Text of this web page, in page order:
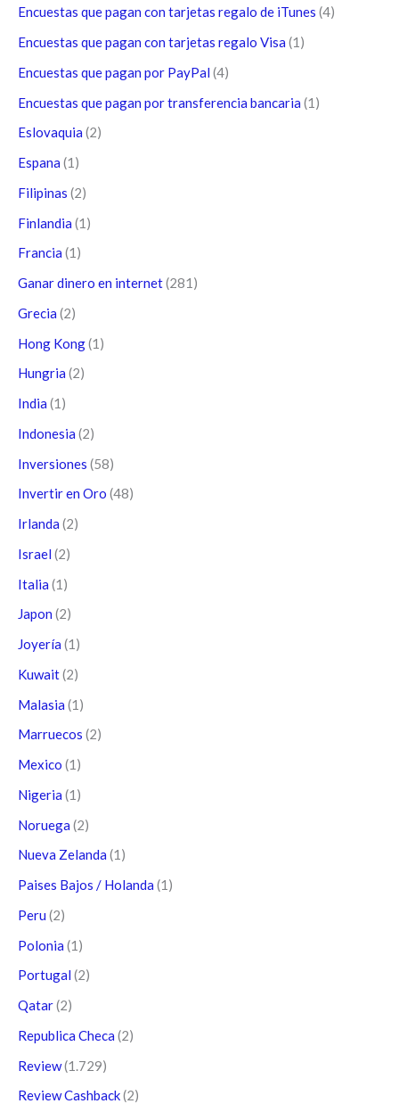
Encuestas que pagan con tarjetas regalo de iTunes (4)
Encuestas que pagan con tarjetas regalo Visa (1)
Encuestas que pagan por PayPal (4)
Encuestas que pagan por transferencia bancaria (1)
Eslovaquia (2)
Espana (1)
Filipinas (2)
Finlandia (1)
Francia (1)
Ganar dinero en internet(281)
Grecia (2)
Hong Kong(1)
Hungria (2)
India (1)
Indonesia (2)
Inversiones (58)
Invertir en Oro (48)
Irlanda (2)
Israel (2)
Italia (1)
Japon (2)
Joyería (1)
Kuwait(2)
Malasia (1)
Marruecos (2)
Mexico (1)
Nigeria (1)
Noruega (2)
Nueva Zelanda (1)
Paises Bajos / Holanda (1)
Peru (2)
Polonia (1)
Portugal (2)
Qatar(2)
Republica Checa (2)
Review(1.729)
Review Cashback(2)